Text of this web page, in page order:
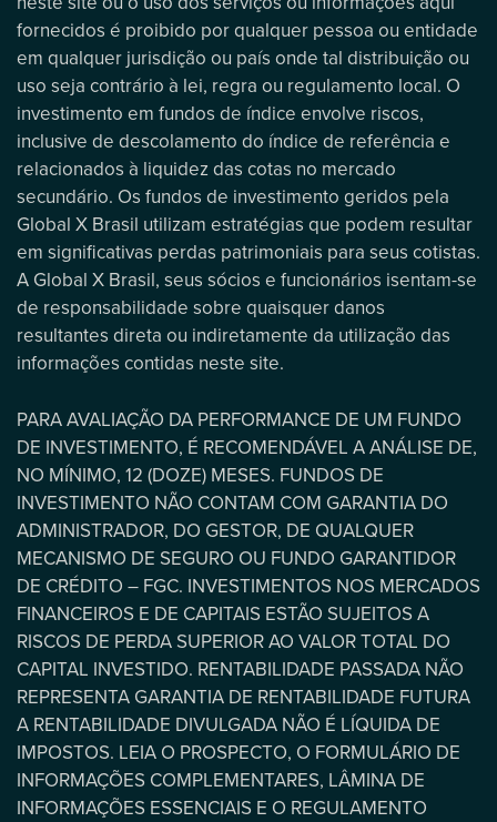
fornecidos é proibido por qualquer pessoa ou entidade
em qualquer jurisdição ou país onde tal distribuição ou
uso seja contrário à lei, regra ou regulamento local. O
investimento em fundos de índice envolve riscos,
inclusive de descolamento do índice de referência e
relacionados à liquidez das cotas no mercado
secundário. Os fundos de investimento geridos pela
Global X Brasil utilizam estratégias que podem resultar
em significativas perdas patrimoniais para seus cotistas.
A Global X Brasil, seus sócios e funcionários isentam-se
de responsabilidade sobre quaisquer danos
resultantes direta ou indiretamente da utilização das
informações contidas neste site.
PARA AVALIAÇÃO DA PERFORMANCE DE UM FUNDO
DE INVESTIMENTO, É RECOMENDÁVEL A ANÁLISE DE,
NO MÍNIMO, 12 (DOZE) MESES. FUNDOS DE
INVESTIMENTO NÃO CONTAM COM GARANTIA DO
ADMINISTRADOR, DO GESTOR, DE QUALQUER
MECANISMO DE SEGURO OU FUNDO GARANTIDOR
DE CRÉDITO – FGC. INVESTIMENTOS NOS MERCADOS
FINANCEIROS E DE CAPITAIS ESTÃO SUJEITOS A
RISCOS DE PERDA SUPERIOR AO VALOR TOTAL DO
CAPITAL INVESTIDO. RENTABILIDADE PASSADA NÃO
REPRESENTA GARANTIA DE RENTABILIDADE FUTURA
A RENTABILIDADE DIVULGADA NÃO É LÍQUIDA DE
IMPOSTOS. LEIA O PROSPECTO, O FORMULÁRIO DE
INFORMAÇÕES COMPLEMENTARES, LÂMINA DE
INFORMAÇÕES ESSENCIAIS E O REGULAMENTO